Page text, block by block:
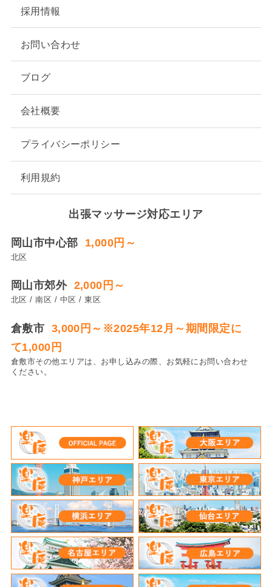
採用情報
お問い合わせ
ブログ
会社概要
プライバシーポリシー
利用規約
出張マッサージ対応エリア
岡山市中心部 1,000円～
北区
岡山市郊外 2,000円～
北区 / 南区 / 中区 / 東区
倉敷市 3,000円～※2025年12月～期間限定に
て1,000円
倉敷市その他エリアは、お申し込みの際、お気軽にお問い合わせ
ください。